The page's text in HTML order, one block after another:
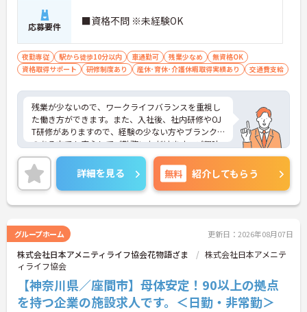
応募要件 ■資格不問 ※未経験OK
夜勤専従 駅から徒歩10分以内 車通勤可 残業少なめ
無資格OK
資格取得サポート
研修制度あり 産休･育休･介護休暇取得実績あり 交通費支給
残業が少ないので、ワークライフバランスを重視し
た働き方ができます。また、入社後、社内研修やOJ
T研修がありますので、経験の少ない方やブランク
のある方でも安心してご勤務いただけます。ご興味
ある方には、面接のポイントなど、さらに詳細をお
話致しますのでお気軽にご相談ください。
詳細を見る 無料 紹介してもらう
グループホーム 更新日：2026年08月07日
株式会社日本アメニティライフ協会花物語ざま
株式会社日本アメニテ
ィライフ協会
【神奈川県／座間市】母体安定！90以上の拠点
を持つ企業の施設求人です。＜日勤・非常勤＞